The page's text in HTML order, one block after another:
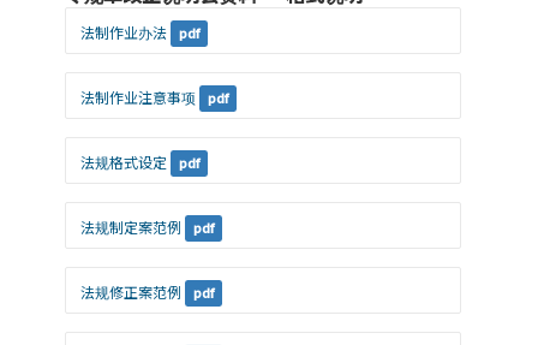
法制作业办法 pdf
法制作业注意事项 pdf
法规格式设定 pdf
法规制定案范例 pdf
法规修正案范例 pdf